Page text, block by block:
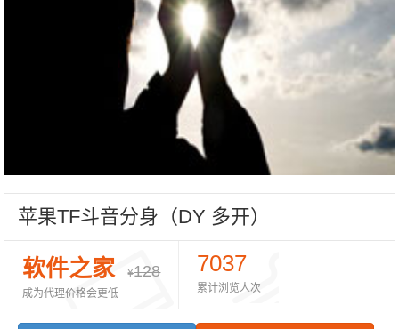
苹果TF斗音分身（DY 多开）
软件之家 ¥128
成为代理价格会更低
7037
累计浏览人次